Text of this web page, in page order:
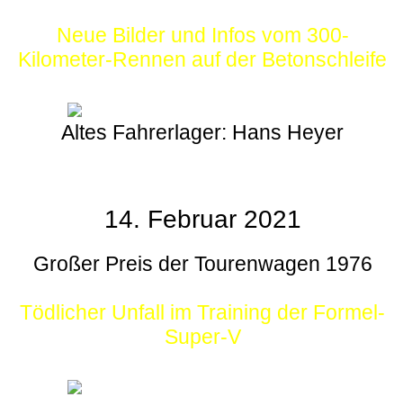
Neue Bilder und Infos vom 300-
Kilometer-Rennen auf der Betonschleife
Altes Fahrerlager: Hans Heyer
14. Februar 2021
Großer Preis der Tourenwagen 1976
Tödlicher Unfall im Training der Formel-
Super-V